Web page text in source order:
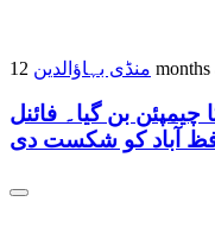
منڈی بہاؤالدین 12
بن گیا۔ فائنل
آباد کو شکست دی